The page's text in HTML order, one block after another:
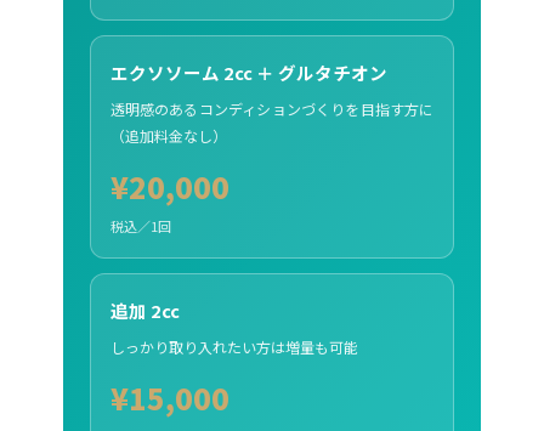
エクソソーム 2cc ＋ グルタチオン
透明感のあるコンディションづくりを目指す方に
（追加料金なし）
¥20,000
税込／1回
追加 2cc
しっかり取り入れたい方は増量も可能
¥15,000